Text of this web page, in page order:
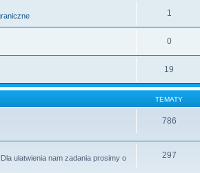
1
0
19
TEMATY
786
ułatwienia nam zadania prosimy o
297